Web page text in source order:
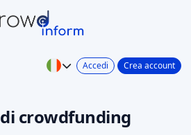
Accedi Crea account
crowdfunding